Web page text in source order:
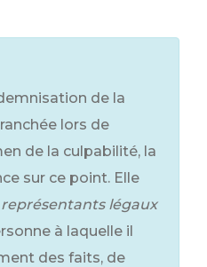
de la
lors de
de la culpabilité, la
sur ce point. Elle
représentants légaux
à laquelle il
des faits, de